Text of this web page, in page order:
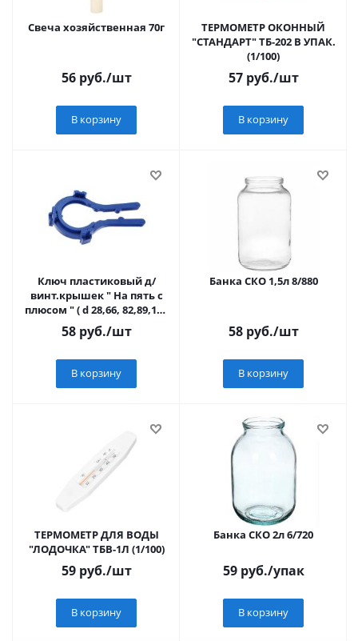
Свеча хозяйственная 70г
56руб./шт
В корзину
ТЕРМОМЕТР ОКОННЫЙ
"СТАНДАРТ" ТБ-202 В УПАК.
(1/100)
57руб./шт
В корзину
Ключ пластиковый д/
винт.крышек " На пять с
плюсом " ( d 28,66, 82,89,100
) 5/60
58руб./шт
В корзину
Банка СКО 1,5л 8/880
58руб./шт
В корзину
ТЕРМОМЕТР ДЛЯ ВОДЫ
"ЛОДОЧКА" ТБВ-1Л (1/100)
59руб./шт
В корзину
Банка СКО 2л 6/720
59руб./упак
В корзину